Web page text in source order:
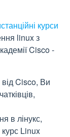
курси
linux з
Cisco -
Cisco, Ви
в лінукс,
Linux